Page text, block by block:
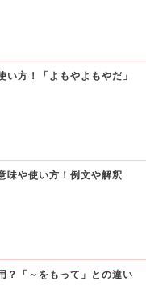
い方！「よもやよもやだ」
味や使い方！例文や解釈
？「～をもって」との違い